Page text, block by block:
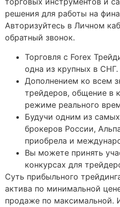
решения для работы на
Авторизуйтесь в Личном
обратный звонок.
Торговля с Forex
одна из крупных в СНГ.
Дополнением ко всем
трейдеров, общение в
режиме реального
Будучи одним из
брокеров России,
приобрела и
Вы можете принять
конкурсах для
Суть прибыльного
актива по минимальной
продаже по максимальной.